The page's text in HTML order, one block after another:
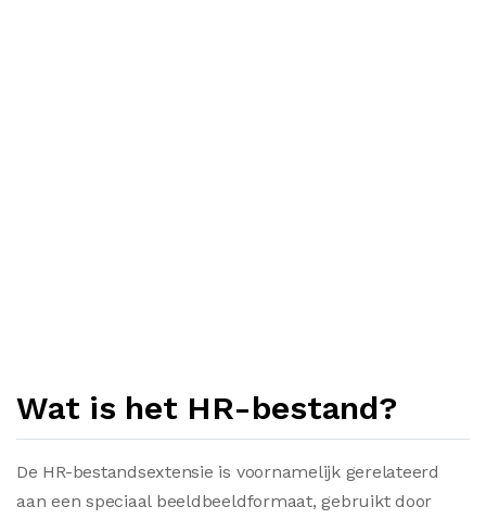
Wat is het HR-bestand?
De HR-bestandsextensie is voornamelijk gerelateerd
aan een speciaal beeldbeeldformaat, gebruikt door